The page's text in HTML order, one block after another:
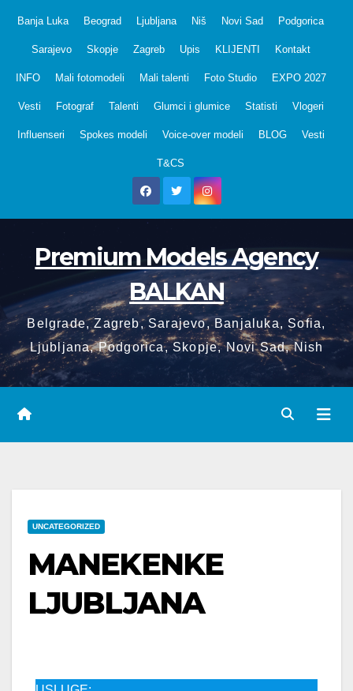
Banja Luka Beograd Ljubljana Niš Novi Sad Podgorica
Sarajevo Skopje Zagreb Upis KLIJENTI Kontakt
INFO Mali fotomodeli Mali talenti Foto Studio EXPO 2027
Vesti Fotograf Talenti Glumci i glumice Statisti Vlogeri
Influenseri Spokes modeli Voice-over modeli BLOG Vesti
T&CS
Premium Models Agency
BALKAN
Belgrade, Zagreb, Sarajevo, Banjaluka, Sofia,
Ljubljana, Podgorica, Skopje, Novi Sad, Nish
UNCATEGORIZED
MANEKENKE
LJUBLJANA